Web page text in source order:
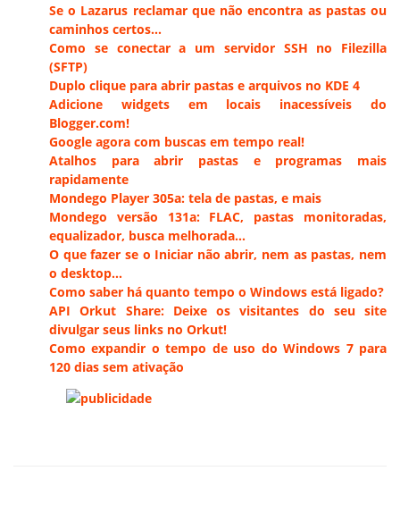
Se o Lazarus reclamar que não encontra as pastas ou
caminhos certos…
Como se conectar a um servidor SSH no Filezilla
(SFTP)
Duplo clique para abrir pastas e arquivos no KDE 4
Adicione widgets em locais inacessíveis do
Blogger.com!
Google agora com buscas em tempo real!
Atalhos para abrir pastas e programas mais
rapidamente
Mondego Player 305a: tela de pastas, e mais
Mondego versão 131a: FLAC, pastas monitoradas,
equalizador, busca melhorada…
O que fazer se o Iniciar não abrir, nem as pastas, nem
o desktop…
Como saber há quanto tempo o Windows está ligado?
API Orkut Share: Deixe os visitantes do seu site
divulgar seus links no Orkut!
Como expandir o tempo de uso do Windows 7 para
120 dias sem ativação